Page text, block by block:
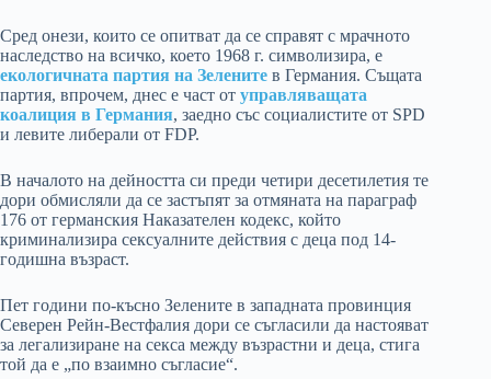
Сред онези, които се опитват да се справят с мрачното
наследство на всичко, което 1968 г. символизира, е
екологичната партия на Зелените в Германия. Същата
партия, впрочем, днес е част от управляващата
коалиция в Германия, заедно със социалистите от SPD
и левите либерали от FDP.
В началото на дейността си преди четири десетилетия те
дори обмисляли да се застъпят за отмяната на параграф
176 от германския Наказателен кодекс, който
криминализира сексуалните действия с деца под 14-
годишна възраст.
Пет години по-късно Зелените в западната провинция
Северен Рейн-Вестфалия дори се съгласили да настояват
за легализиране на секса между възрастни и деца, стига
той да е „по взаимно съгласие“.